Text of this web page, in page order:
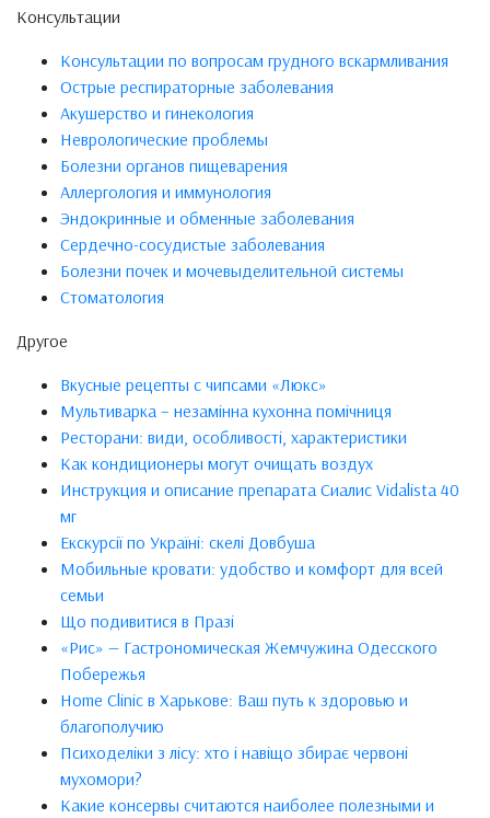
Консультации
Консультации по вопросам грудного вскармливания
Острые респираторные заболевания
Акушерство и гинекология
Неврологические проблемы
Болезни органов пищеварения
Аллергология и иммунология
Эндокринные и обменные заболевания
Сердечно-сосудистые заболевания
Болезни почек и мочевыделительной системы
Стоматология
Другое
Вкусные рецепты с чипсами «Люкс»
Мультиварка – незамінна кухонна помічниця
Ресторани: види, особливості, характеристики
Как кондиционеры могут очищать воздух
Инструкция и описание препарата Сиалис Vidalista 40
мг
Екскурсії по Україні: скелі Довбуша
Мобильные кровати: удобство и комфорт для всей
семьи
Що подивитися в Празі
«Рис» — Гастрономическая Жемчужина Одесского
Побережья
Home Clinic в Харькове: Ваш путь к здоровью и
благополучию
Психоделіки з лісу: хто і навіщо збирає червоні
мухомори?
Какие консервы считаются наиболее полезными и